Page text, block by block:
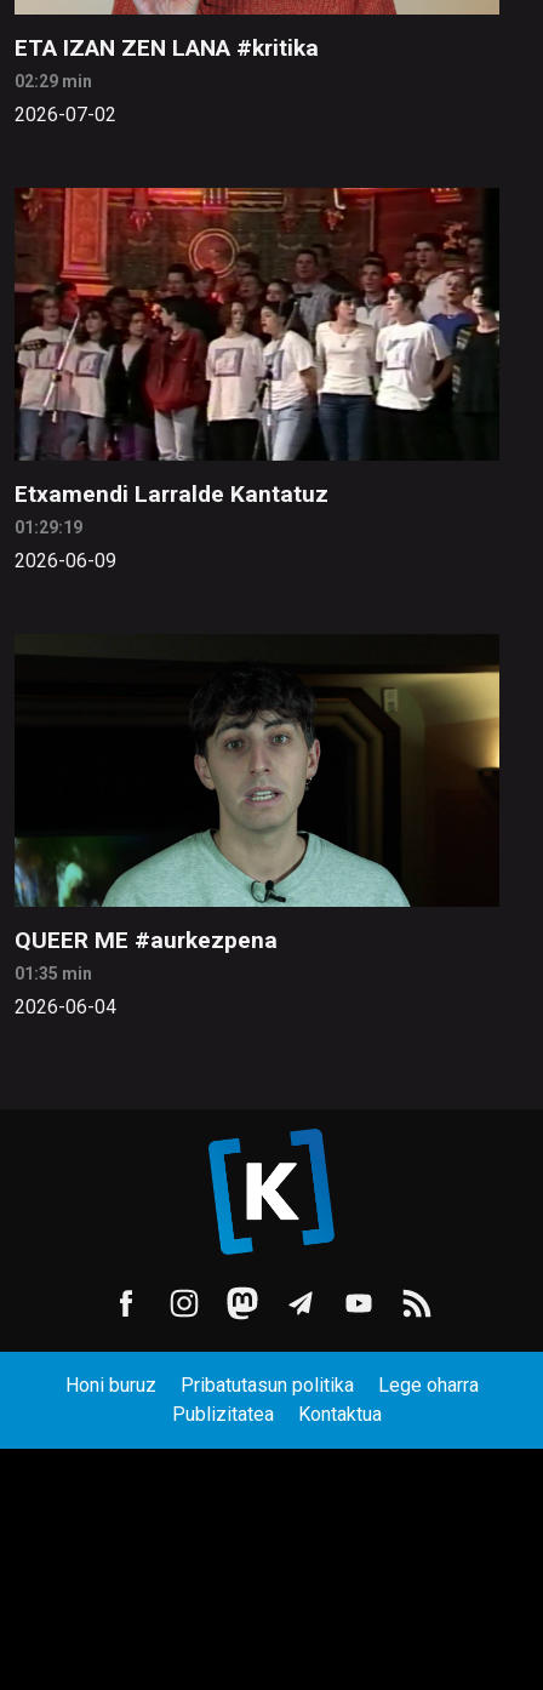
ETA IZAN ZEN LANA #kritika
02:29 min
2026-07-02
Etxamendi Larralde Kantatuz
01:29:19
2026-06-09
QUEER ME #aurkezpena
01:35 min
2026-06-04
Honi buruz Pribatutasun politika
Lege oharra
Publizitatea
Kontaktua